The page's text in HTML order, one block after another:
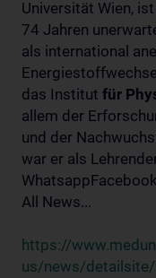
Universität Wien,
74 Jahren
als international
das Institut für
allem der
und der
war er als
All News...
https://
us/news/detailsite/